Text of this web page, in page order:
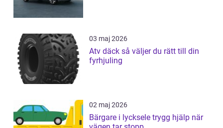
03 maj 2026
Atv däck så väljer du rätt till din
fyrhjuling
02 maj 2026
Bärgare i lycksele trygg hjälp när